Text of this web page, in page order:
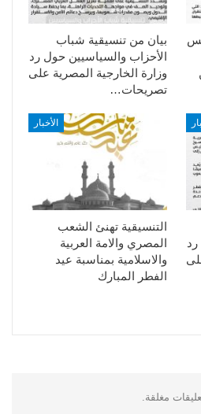
بيان من تنسيقية شباب
الأحزاب والسياسيين حول رد
وزارة الخارجية المصرية على
تصريحات…
الأخبار
التنسيقية تهنئ الشعب
المصري والامة العربية
والاسلامية بمناسبة عيد
الفطر المبارك
مغلقة.